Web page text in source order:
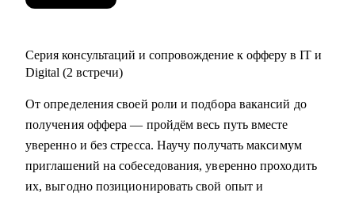
• Подготовиться к интервью;
опыта;
• Узнать, как попасть в ТОП компанию и расти в ней;
• Узнать, как договариваться о повышении зарплаты;
• Начать управлять процессами, проектами и
сотрудниками.
Кому могу помочь:
Серия консультаций и сопровождение к офферу в IT и
Digital (2 встречи)
От определения своей роли и подбора вакансий до
получения оффера — пройдём весь путь вместе
уверенно и без стресса. Научу получать максимум
приглашений на собеседования, уверенно проходить
их, выгодно позиционировать свой опыт и